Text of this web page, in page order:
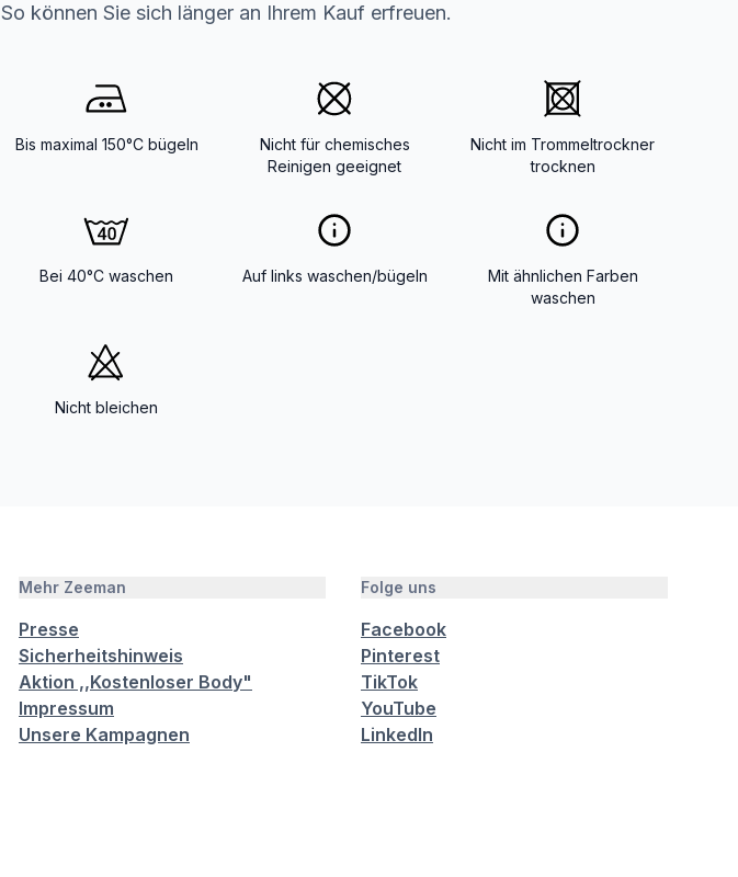
So können Sie sich länger an Ihrem Kauf erfreuen.
Bis maximal 150°C bügeln
Nicht für chemisches
Reinigen geeignet
Nicht im Trommeltrockner
trocknen
Bei 40°C waschen Auf links waschen/bügeln
Mit ähnlichen Farben
waschen
Nicht bleichen
Mehr Zeeman
Presse
Sicherheitshinweis
Aktion ,,Kostenloser Body"
Impressum
Unsere Kampagnen
Folge uns
Facebook
Pinterest
TikTok
YouTube
LinkedIn